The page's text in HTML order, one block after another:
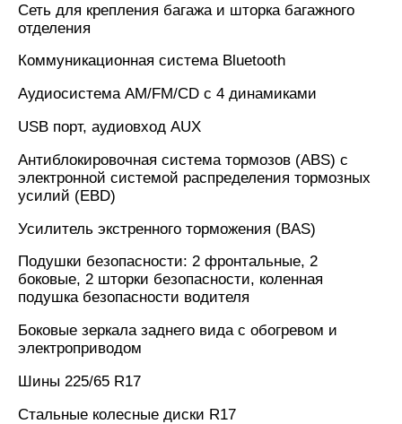
Сеть для крепления багажа и шторка багажного
отделения
Коммуникационная система Bluetooth
Аудиосистема AM/FM/CD с 4 динамиками
USB порт, аудиовход AUX
Антиблокировочная система тормозов (ABS) с
электронной системой распределения тормозных
усилий (EBD)
Усилитель экстренного торможения (BAS)
Подушки безопасности: 2 фронтальные, 2
боковые, 2 шторки безопасности, коленная
подушка безопасности водителя
Боковые зеркала заднего вида с обогревом и
электроприводом
Шины 225/65 R17
Стальные колесные диски R17